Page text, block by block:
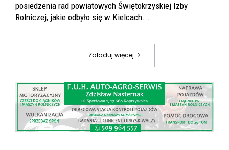
posiedzenia rad powiatowych Świętokrzyskiej Izby
Rolniczej, jakie odbyło się w Kielcach....
Załaduj więcej